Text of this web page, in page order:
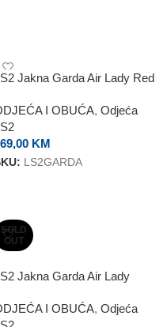
Jakna Garda Air Lady Red
I OBUĆA, Odjeća
KM
LS2GARDA
SOLD
OUT
Jakna Garda Air Lady
I OBUĆA, Odjeća